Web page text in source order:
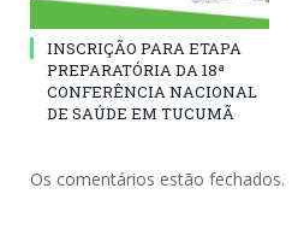
INSCRIÇÃO PARA ETAPA
PREPARATÓRIA DA 18ª
CONFERÊNCIA NACIONAL
DE SAÚDE EM TUCUMÃ
Os comentários estão fechados.